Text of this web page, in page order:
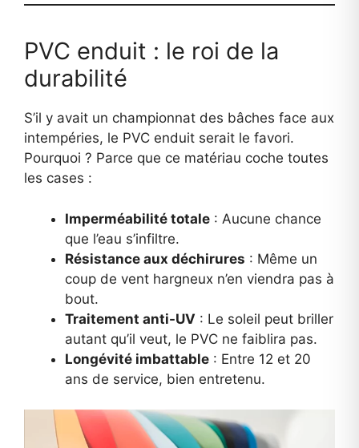
PVC enduit : le roi de la
durabilité
S’il y avait un championnat des bâches face aux
intempéries, le PVC enduit serait le favori.
Pourquoi ? Parce que ce matériau coche toutes
les cases :
Imperméabilité totale : Aucune chance
que l’eau s’infiltre.
Résistance aux déchirures : Même un
coup de vent hargneux n’en viendra pas à
bout.
Traitement anti-UV : Le soleil peut briller
autant qu’il veut, le PVC ne faiblira pas.
Longévité imbattable : Entre 12 et 20
ans de service, bien entretenu.